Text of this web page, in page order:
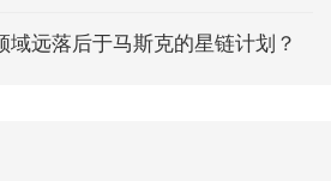
域远落后于马斯克的星链计划？